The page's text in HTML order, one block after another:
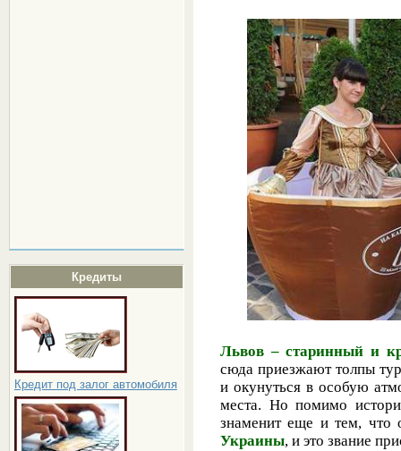
Кредиты
Кредит под залог автомобиля
Львов – старинный и
сюда приезжают толпы
и окунуться в особую
места. Но помимо
знаменит еще и тем,
Украины, и это звание